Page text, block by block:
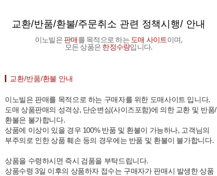
교환/반품/환불/주문취소 관련 정책시행/ 안내
이노빌은 판매를 목적으로 하는 도매 사이트이며,
모든 상품은 한정수량입니다.
교환/반품/환불 안내
이노빌은 판매를 목적으로 하는 구매자를 위한 도매사이트 입니다.
도매 상품판매의 성격상, 단순변심(사이즈포함)에 의한 교환 및 반품/
환불은 불가합니다.
상품에 이상이 있을 경우 100% 반품 및 환불이 가능하나, 고객님의
부주의로 인한 상품 훼손 등의 경우에는 반품 및 환불이 불가합니다.
상품을 수령하시면 즉시 검품을 부탁드립니다.
상품수령 3일 이후의 상품하자 접수는 구매자가 판매시 발생한 상품